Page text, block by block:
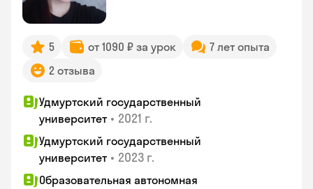
5 от 1090 ₽ за урок
7 лет опыта
2 отзыва
Удмуртский государственный
университет • 2021 г.
Удмуртский государственный
университет • 2023 г.
Образовательная автономная